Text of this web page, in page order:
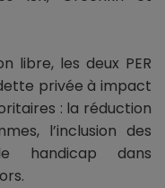
libre, les deux PER
privée à impact
: la réduction
l’inclusion des
handicap dans